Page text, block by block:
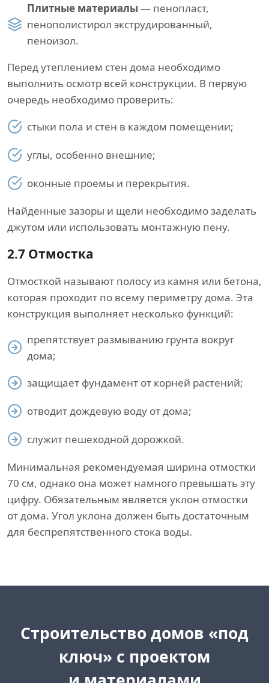
Плитные материалы — пенопласт,
пенополистирол экструдированный,
пеноизол.
Перед утеплением стен дома необходимо
выполнить осмотр всей конструкции. В первую
очередь необходимо проверить:
стыки пола и стен в каждом помещении;
углы, особенно внешние;
оконные проемы и перекрытия.
Найденные зазоры и щели необходимо заделать
джутом или использовать монтажную пену.
2.7 Отмостка
Отмосткой называют полосу из камня или бетона,
которая проходит по всему периметру дома. Эта
конструкция выполняет несколько функций:
препятствует размыванию грунта вокруг
дома;
защищает фундамент от корней растений;
отводит дождевую воду от дома;
служит пешеходной дорожкой.
Минимальная рекомендуемая ширина отмостки
70 см, однако она может намного превышать эту
цифру. Обязательным является уклон отмостки
от дома. Угол уклона должен быть достаточным
для беспрепятственного стока воды.
Cтроительство домов «под
ключ» с проектом